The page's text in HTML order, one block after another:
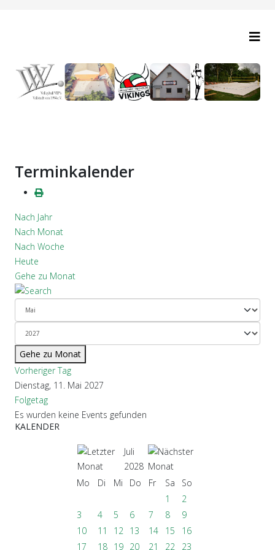
Terminkalender
Nach Jahr
Nach Monat
Nach Woche
Heute
Gehe zu Monat
Gehe zu Monat
Vorheriger Tag
Dienstag, 11. Mai 2027
Folgetag
Es wurden keine Events gefunden
KALENDER
Juli
2028
Mo
Di Mi Do Fr Sa
So
1
2
3
4 5 6 7 8
9
10
11 12 13 14 15
16
17
18 19 20 21 22 23